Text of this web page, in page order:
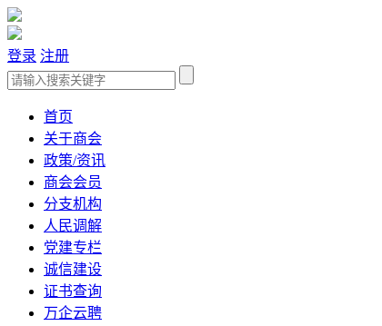
登录 注册
首页
关于商会
政策/资讯
商会会员
分支机构
人民调解
党建专栏
诚信建设
证书查询
万企云聘